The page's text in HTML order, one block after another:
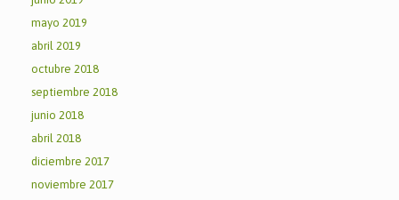
mayo 2019
abril 2019
octubre 2018
septiembre 2018
junio 2018
abril 2018
diciembre 2017
noviembre 2017